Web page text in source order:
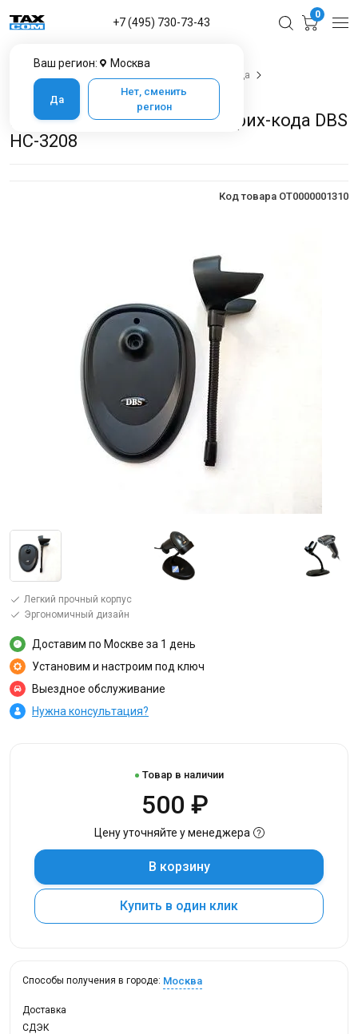
Ваш регион: Москва
Да
Нет, сменить
регион
+7 (495) 730-73-43
0
Сканеры штрих кода
Подставка для сканера штрих-кода DBS HC-3208
Подставка для сканера штрих-кода DBS
HC-3208
Код товара OT0000001310
Легкий прочный корпус
Эргономичный дизайн
Доставим по Москве за 1 день
Установим и настроим под ключ
Выездное обслуживание
Нужна консультация?
Товар в наличии
500 ₽
Цену уточняйте у менеджера
В корзину
Купить в один клик
Способы получения в городе: Москва
Доставка
СДЭК